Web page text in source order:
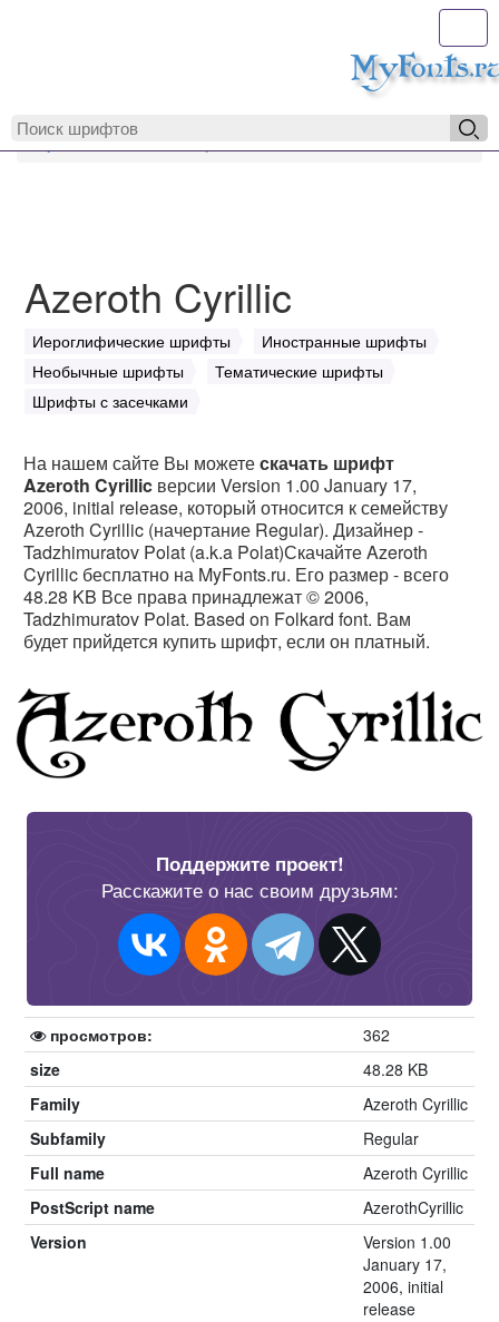
MyFonts.ru
Azeroth Cyrillic
Иероглифические шрифты
Иностранные шрифты
Необычные шрифты
Тематические шрифты
Шрифты с засечками
На нашем сайте Вы можетескачать шрифт
Azeroth Cyrillic версии Version 1.00 January 17,
2006, initial release, который относится к семейству
Azeroth Cyrillic (начертание Regular). Дизайнер -
Tadzhimuratov Polat (a.k.a Polat)Скачайте Azeroth
Cyrillic бесплатно на MyFonts.ru. Его размер - всего
48.28 KB Все права принадлежат © 2006,
Tadzhimuratov Polat. Based on Folkard font. Вам
будет прийдется купить шрифт, если он платный.
Поддержите проект!
Расскажите о нас своим друзьям:
просмотров:
362
size
48.28 KB
Family
Azeroth Cyrillic
Subfamily
Regular
Full name
Azeroth Cyrillic
PostScript name
AzerothCyrillic
Version
Version 1.00
January 17,
2006, initial
release